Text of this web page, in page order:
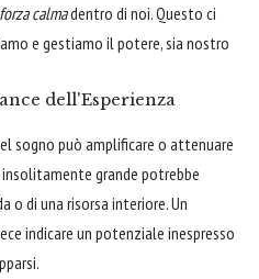
forza calmadentro di noi. Questo ci
e gestiamo il potere, sia nostro
dell'Esperienza
sogno può amplificare o attenuare
grande potrebbe
o di una risorsa interiore. Un
indicare un potenziale inespresso